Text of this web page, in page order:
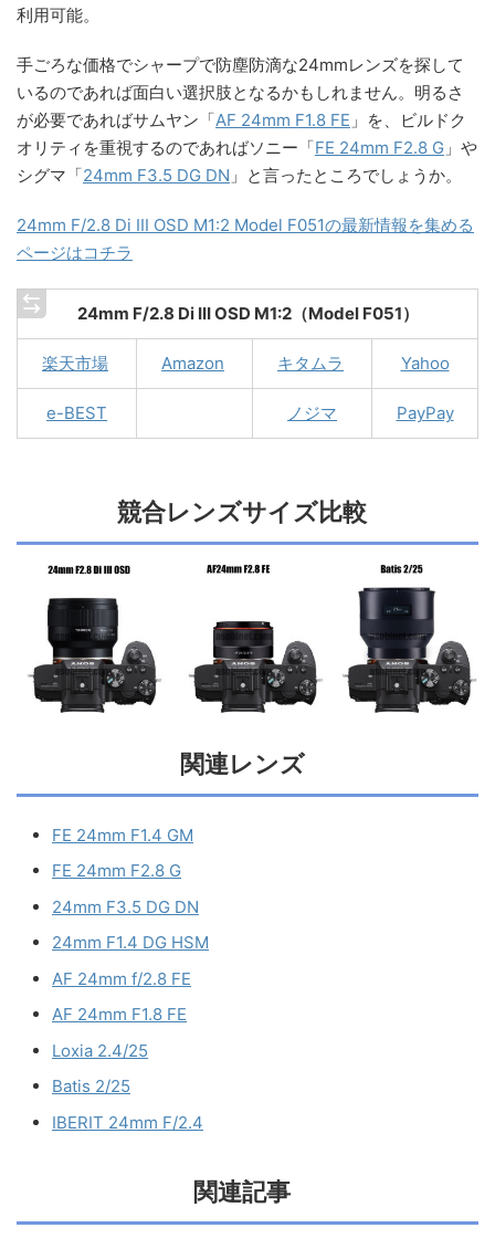
利用可能。
手ごろな価格でシャープで防塵防滴な24mmレンズを探して
いるのであれば面白い選択肢となるかもしれません。明るさ
が必要であればサムヤン「AF 24mm F1.8 FE 」を、ビルドク
オリティを重視するのであればソニー「FE 24mm F2.8 G 」や
シグマ「24mm F3.5 DG DN 」と言ったところでしょうか。
24mm F/2.8 Di III OSD M1:2 Model F051の最新情報を集める
ページはコチラ
24mm F/2.8 Di III OSD M1:2（Model F051）
楽天市場 Amazon キタムラ Yahoo
e-BEST ノジマ PayPay
競合レンズサイズ比較
関連レンズ
FE 24mm F1.4 GM
FE 24mm F2.8 G
24mm F3.5 DG DN
24mm F1.4 DG HSM
AF 24mm f/2.8 FE
AF 24mm F1.8 FE
Loxia 2.4/25
Batis 2/25
IBERIT 24mm F/2.4
関連記事